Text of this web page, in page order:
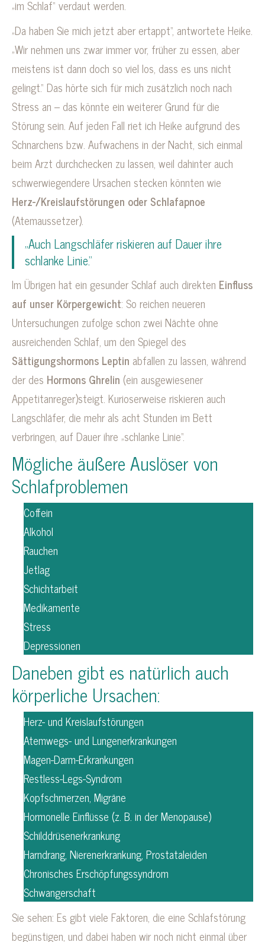
„im Schlaf“ verdaut werden.
„Da haben Sie mich jetzt aber ertappt“, antwortete Heike.
„Wir nehmen uns zwar immer vor, früher zu essen, aber
meistens ist dann doch so viel los, dass es uns nicht
gelingt.“ Das hörte sich für mich zusätzlich noch nach
Stress an – das könnte ein weiterer Grund für die
Störung sein. Auf jeden Fall riet ich Heike aufgrund des
Schnarchens bzw. Aufwachens in der Nacht, sich einmal
beim Arzt durchchecken zu lassen, weil dahinter auch
schwerwiegendere Ursachen stecken könnten wie
Herz-/Kreislaufstörungen oder Schlafapnoe
(Atemaussetzer).
„Auch Langschläfer riskieren auf Dauer ihre
schlanke Linie.“
Im Übrigen hat ein gesunder Schlaf auch direkten Einfluss
auf unser Körpergewicht: So reichen neueren
Untersuchungen zufolge schon zwei Nächte ohne
ausreichenden Schlaf, um den Spiegel des
Sättigungshormons Leptin abfallen zu lassen, während
der des Hormons Ghrelin (ein ausgewiesener
Appetitanreger)steigt. Kurioserweise riskieren auch
Langschläfer, die mehr als acht Stunden im Bett
verbringen, auf Dauer ihre „schlanke Linie“.
Mögliche äußere Auslöser von
Schlafproblemen
Coffein
Alkohol
Rauchen
Jetlag
Schichtarbeit
Medikamente
Stress
Depressionen
Daneben gibt es natürlich auch
körperliche Ursachen:
Herz- und Kreislaufstörungen
Atemwegs- und Lungenerkrankungen
Magen-Darm-Erkrankungen
Restless-Legs-Syndrom
Kopfschmerzen, Migräne
Hormonelle Einflüsse (z. B. in der Menopause)
Schilddrüsenerkrankung
Harndrang, Nierenerkrankung, Prostataleiden
Chronisches Erschöpfungssyndrom
Schwangerschaft
Sie sehen: Es gibt viele Faktoren, die eine Schlafstörung
begünstigen, und dabei haben wir noch nicht einmal über